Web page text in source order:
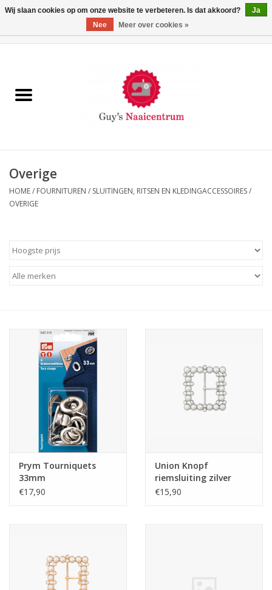
Machines
Paspoppen
Breien en haken
Workshop
Sale / Coupons
Guy's blog
Overige
HOME/ FOURNITUREN / SLUITINGEN, RITSEN EN KLEDINGACCESSOIRES/
OVERIGE
Prym Tourniquets
33mm
€17,90
Union Knopf
riemsluiting zilver
€15,90
Wij slaan cookies op om onze website te verbeteren. Is dat akkoord?
Ja
Nee
Meer over cookies »